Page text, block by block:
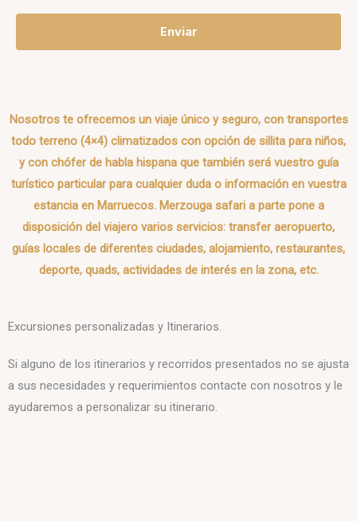
Enviar
Nosotros te ofrecemos un viaje único y seguro, con transportes
todo terreno (4×4) climatizados con opción de sillita para niños,
y con chófer de habla hispana que también será vuestro guía
turístico particular para cualquier duda o información en vuestra
estancia en Marruecos. Merzouga safari a parte pone a
disposición del viajero varios servicios: transfer aeropuerto,
guías locales de diferentes ciudades, alojamiento, restaurantes,
deporte, quads, actividades de interés en la zona, etc.
Excursiones personalizadas y Itinerarios.
Si alguno de los itinerarios y recorridos presentados no se ajusta
a sus necesidades y requerimientos contacte con nosotros y le
ayudaremos a personalizar su itinerario.